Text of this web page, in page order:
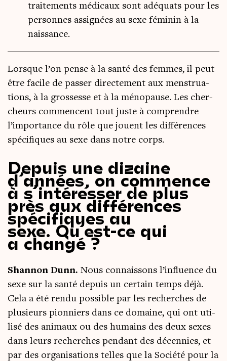
traitements médicaux sont adéquats pour les
personnes assignées au sexe féminin à la
naissance.
Lorsque l’on pense à la san­té des femmes, il peut
être facile de pas­ser direc­te­ment aux mens­trua­
tions, à la gros­sesse et à la méno­pause. Les cher­
cheurs com­mencent tout juste à com­prendre
l’im­por­tance du rôle que jouent les dif­fé­rences
spé­ci­fiques au sexe dans notre corps.
Depuis une dizaine
d’années, on commence
à s’intéresser de plus
près aux différences
spécifiques au
sexe. Qu’est-ce qui
a changé ?
Shan­non Dunn. Nous connais­sons l’in­fluence du
sexe sur la san­té depuis un cer­tain temps déjà.
Cela a été ren­du pos­sible par les recherches de
plu­sieurs pion­niers dans ce domaine, qui ont uti­
li­sé des ani­maux ou des humains des deux sexes
dans leurs recherches pen­dant des décen­nies, et
par des orga­ni­sa­tions telles que la Socié­té pour la